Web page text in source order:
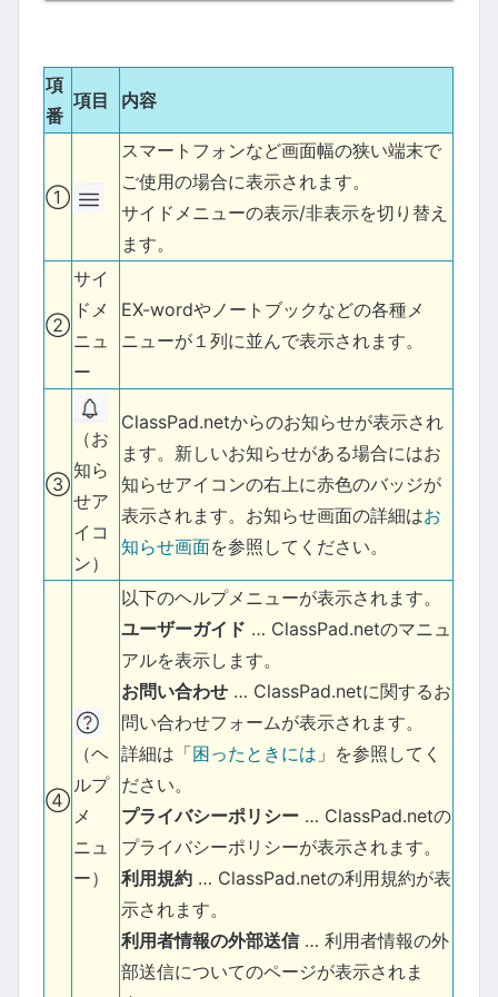
項
番
項目 内容
①
スマートフォンなど画面幅の狭い端末で
ご使用の場合に表示されます。
サイドメニューの表示/非表示を切り替え
ます。
②
サイ
ドメ
ニュ
ー
EX-wordやノートブックなどの各種メ
ニューが１列に並んで表示されます。
③
（お
知ら
せア
イコ
ン）
ClassPad.netからのお知らせが表示され
ます。新しいお知らせがある場合にはお
知らせアイコンの右上に赤色のバッジが
表示されます。お知らせ画面の詳細はお
知らせ画面を参照してください。
④
（ヘ
ルプ
メ
ニュ
ー）
以下のヘルプメニューが表示されます。
ユーザーガイド … ClassPad.netのマニュ
アルを表示します。
お問い合わせ … ClassPad.netに関するお
問い合わせフォームが表示されます。
詳細は「困ったときには 」を参照してく
ださい。
プライバシーポリシー … ClassPad.netの
プライバシーポリシーが表示されます。
利用規約 … ClassPad.netの利用規約が表
示されます。
利用者情報の外部送信… 利用者情報の外
部送信についてのページが表示されま